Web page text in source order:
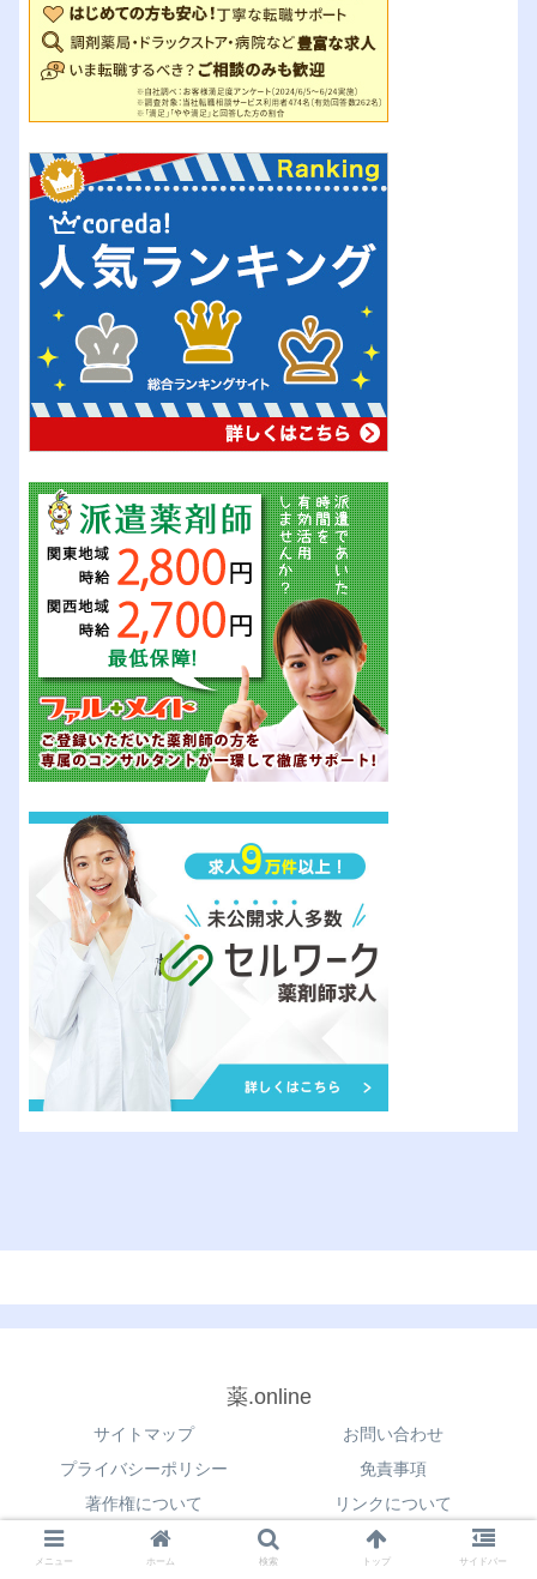
薬.online
サイトマップ
お問い合わせ
プライバシーポリシー
免責事項
著作権について
リンクについて
© 2021 薬.online.
メニュー ホーム 検索 トップ サイドバー